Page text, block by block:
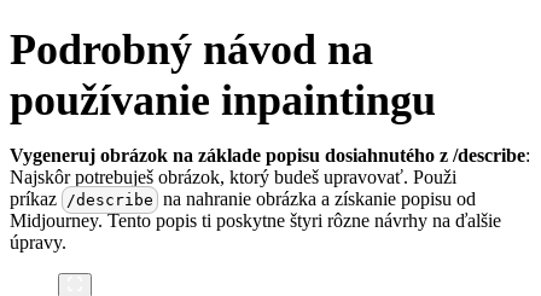
Podrobný návod na
používanie inpaintingu
Vygeneruj obrázok na základe popisu dosiahnutého z /describe:
Najskôr potrebuješ obrázok, ktorý budeš upravovať. Použi
príkaz
/describe na nahranie obrázka a získanie popisu od
Midjourney. Tento popis ti poskytne štyri rôzne návrhy na ďalšie
úpravy.